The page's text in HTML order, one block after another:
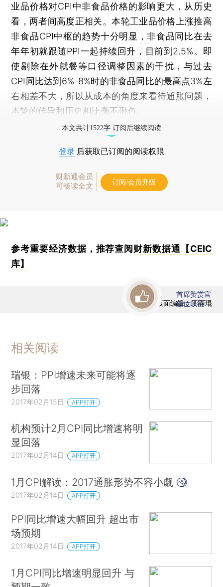
业品价格对CPI中非食品价格的影响更大，从历史
看，两者间高度正相关。本轮工业品价格上涨推高
非食品CPI中枢的趋势十分明显，非食品同比在去
年年初就跟随PPI一起持续回升，目前到2.5%。即
使剔除在外就餐等口径调整因素的干扰，与过去
CPI同比达到6%-8%时的非食品同比的最高点3%左
右相差不大，所以从成本的角度来看待通胀问题，
本轮的传导和历史相比毫不逊色。
本文共计1522字 订阅后继续阅读
登录 后获取已订阅的阅读权限
财新通会员
可畅读全文
订阅/会员升级
参考重要经济数据，推荐查阅 财新数据通【CEIC
库】
版面编辑：王丽琨
首席赞赏官
虚位以待
相关阅读
瑞银：PPI增速未来可能将逐
步回落
2017年02月15日 APP打开
机构预计2月CPI同比增速将明
显回落
2017年02月14日 APP打开
1月CPI解读：2017通胀形势不容小觑
2017年02月14日 APP打开
PPI同比增速大幅回升 超出市
场预期
2017年02月14日 APP打开
1月CPI同比增速明显回升 与